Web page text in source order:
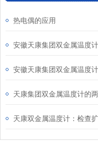
热电偶的应用